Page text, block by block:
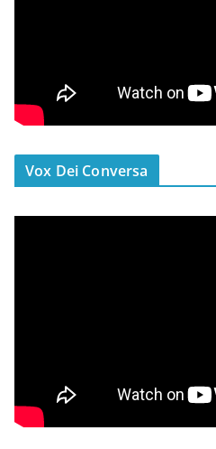
Vox Dei Conversa